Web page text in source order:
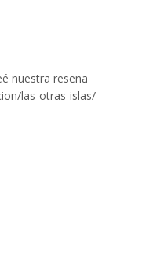
nuestra reseña
las-otras-islas/